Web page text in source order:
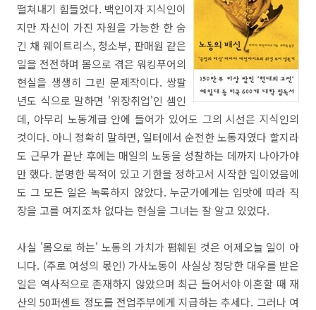
떨쳐내기 힘들었다. 백인이자 지식인이
지만 자신이 가진 자원을 가능한 한 숨
긴 채 웨이트리스, 청소부, 판매원 같은
일을 전전하며 몸으로 겪은 워킹푸어의
현실을 생생히 그린 문제작이다. 쌍팔
년도 식으로 말하면 '위장취업'인 셈인
데, 아무리 노동계급 안에 들어가 있어도 그의 시선은 지식인의
것이다. 아니 정확히 말하면, 일터에서 순전한 노동자였다 할지라
도 근무가 끝난 후에는 매일의 노동을 성찰하는 데까지 나아가야
만 했다. 분명한 목적이 있고 기한을 정하고서 시작한 일이었음에
도 그 모든 일은 녹록하지 않았다. 누군가에게는 입맛에 따라 직
장을 고를 여지조차 없다는 현실을 그녀는 잘 알고 있었다.
사실 '몸으로 하는' 노동의 가치가 폄훼된 것은 어제오늘 일이 아
니다. (주로 여성의 몫인) 가사노동이 사실상 정당한 대우를 받은
일은 역사적으로 존재하지 않았으며 최근 들어서야 이혼할 때 재
산의 50퍼센트 정도를 전업주부에게 지급하는 추세다. 그러나 여